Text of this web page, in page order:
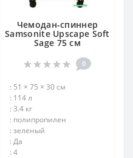
Чемодан-спиннер
Samsonite Upscape Soft
Sage 75 см
0
: 51 × 75 × 30 см
: 114 л
: 3.4 кг
: полипропилен
: зеленый
: Да
: 4